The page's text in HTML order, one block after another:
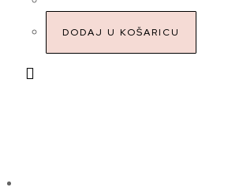
DODAJ U KOŠARICU